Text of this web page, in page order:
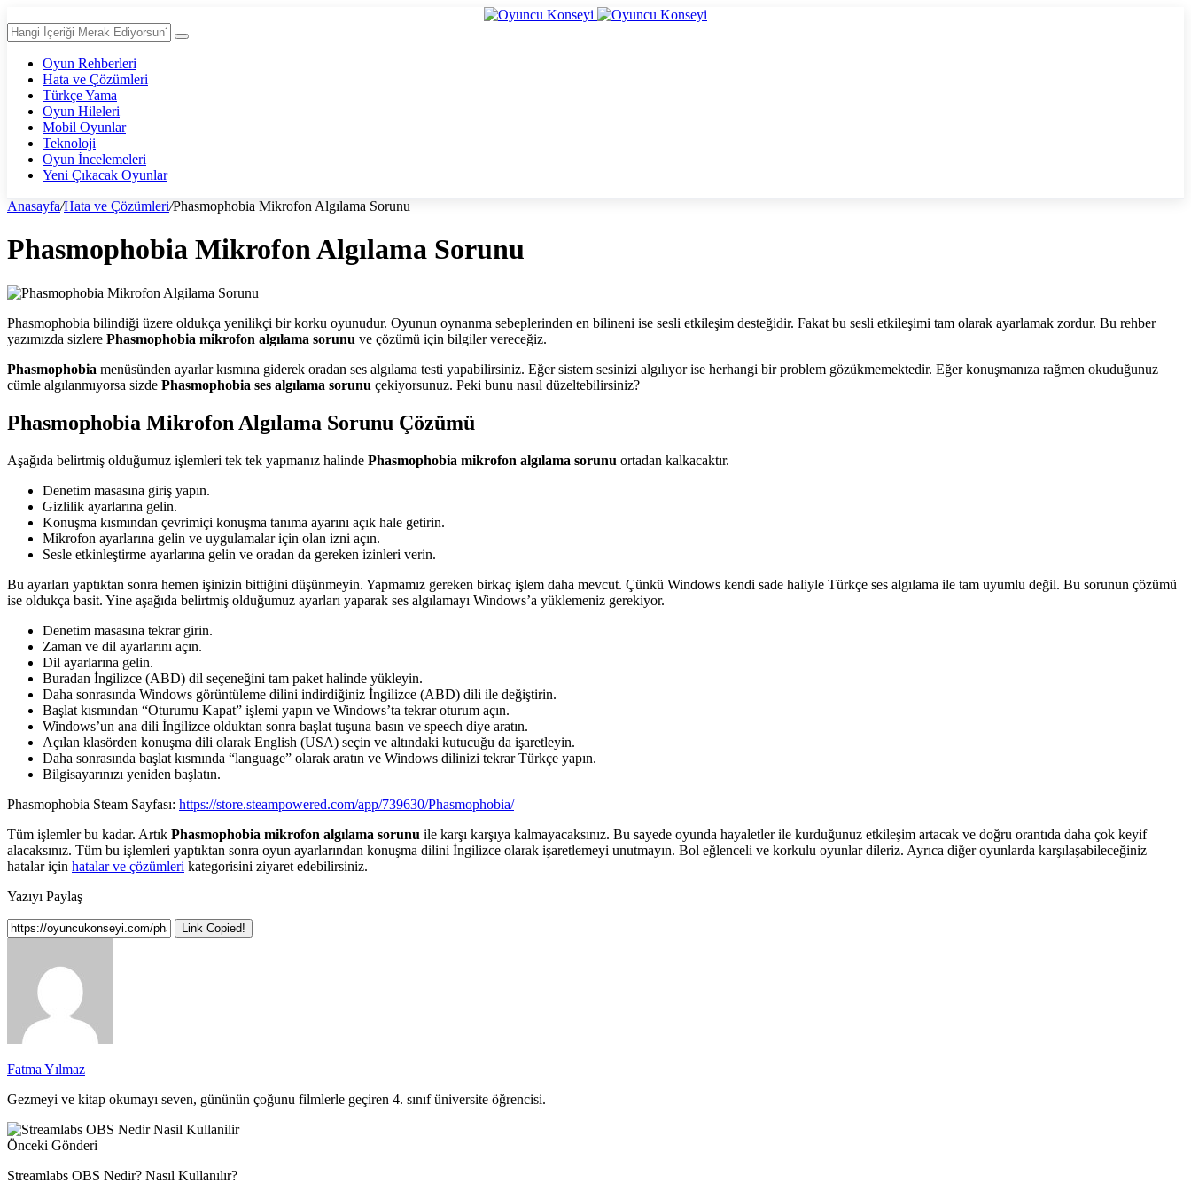
Oyun Rehberleri
Hata ve Çözümleri
Türkçe Yama
Oyun Hileleri
Mobil Oyunlar
Teknoloji
Oyun İncelemeleri
Yeni Çıkacak Oyunlar
Anasayfa/Hata ve Çözümleri/Phasmophobia Mikrofon Algılama Sorunu
Phasmophobia Mikrofon Algılama Sorunu
Phasmophobia bilindiği üzere oldukça yenilikçi bir korku oyunudur. Oyunun oynanma sebeplerinden en bilineni ise sesli etkileşim desteğidir. Fakat bu sesli etkileşimi tam olarak ayarlamak zordur. Bu rehber
yazımızda sizlere Phasmophobia mikrofon algılama sorunu ve çözümü için bilgiler vereceğiz.
Phasmophobia menüsünden ayarlar kısmına giderek oradan ses algılama testi yapabilirsiniz. Eğer sistem sesinizi algılıyor ise herhangi bir problem gözükmemektedir. Eğer konuşmanıza rağmen okuduğunuz
cümle algılanmıyorsa sizde Phasmophobia ses algılama sorunu çekiyorsunuz. Peki bunu nasıl düzeltebilirsiniz?
Phasmophobia Mikrofon Algılama Sorunu Çözümü
Aşağıda belirtmiş olduğumuz işlemleri tek tek yapmanız halinde Phasmophobia mikrofon algılama sorunu ortadan kalkacaktır.
Denetim masasına giriş yapın.
Gizlilik ayarlarına gelin.
Konuşma kısmından çevrimiçi konuşma tanıma ayarını açık hale getirin.
Mikrofon ayarlarına gelin ve uygulamalar için olan izni açın.
Sesle etkinleştirme ayarlarına gelin ve oradan da gereken izinleri verin.
Bu ayarları yaptıktan sonra hemen işinizin bittiğini düşünmeyin. Yapmamız gereken birkaç işlem daha mevcut. Çünkü Windows kendi sade haliyle Türkçe ses algılama ile tam uyumlu değil. Bu sorunun çözümü
ise oldukça basit. Yine aşağıda belirtmiş olduğumuz ayarları yaparak ses algılamayı Windows’a yüklemeniz gerekiyor.
Denetim masasına tekrar girin.
Zaman ve dil ayarlarını açın.
Dil ayarlarına gelin.
Buradan İngilizce (ABD) dil seçeneğini tam paket halinde yükleyin.
Daha sonrasında Windows görüntüleme dilini indirdiğiniz İngilizce (ABD) dili ile değiştirin.
Başlat kısmından “Oturumu Kapat” işlemi yapın ve Windows’ta tekrar oturum açın.
Windows’un ana dili İngilizce olduktan sonra başlat tuşuna basın ve speech diye aratın.
Açılan klasörden konuşma dili olarak English (USA) seçin ve altındaki kutucuğu da işaretleyin.
Daha sonrasında başlat kısmında “language” olarak aratın ve Windows dilinizi tekrar Türkçe yapın.
Bilgisayarınızı yeniden başlatın.
Phasmophobia Steam Sayfası: https://store.steampowered.com/app/739630/Phasmophobia/
Tüm işlemler bu kadar. Artık Phasmophobia mikrofon algılama sorunu ile karşı karşıya kalmayacaksınız. Bu sayede oyunda hayaletler ile kurduğunuz etkileşim artacak ve doğru orantıda daha çok keyif
alacaksınız. Tüm bu işlemleri yaptıktan sonra oyun ayarlarından konuşma dilini İngilizce olarak işaretlemeyi unutmayın. Bol eğlenceli ve korkulu oyunlar dileriz. Ayrıca diğer oyunlarda karşılaşabileceğiniz
hatalar için hatalar ve çözümleri kategorisini ziyaret edebilirsiniz.
Yazıyı Paylaş
Link Copied!
Fatma Yılmaz
Gezmeyi ve kitap okumayı seven, gününün çoğunu filmlerle geçiren 4. sınıf üniversite öğrencisi.
Önceki Gönderi
Streamlabs OBS Nedir? Nasıl Kullanılır?